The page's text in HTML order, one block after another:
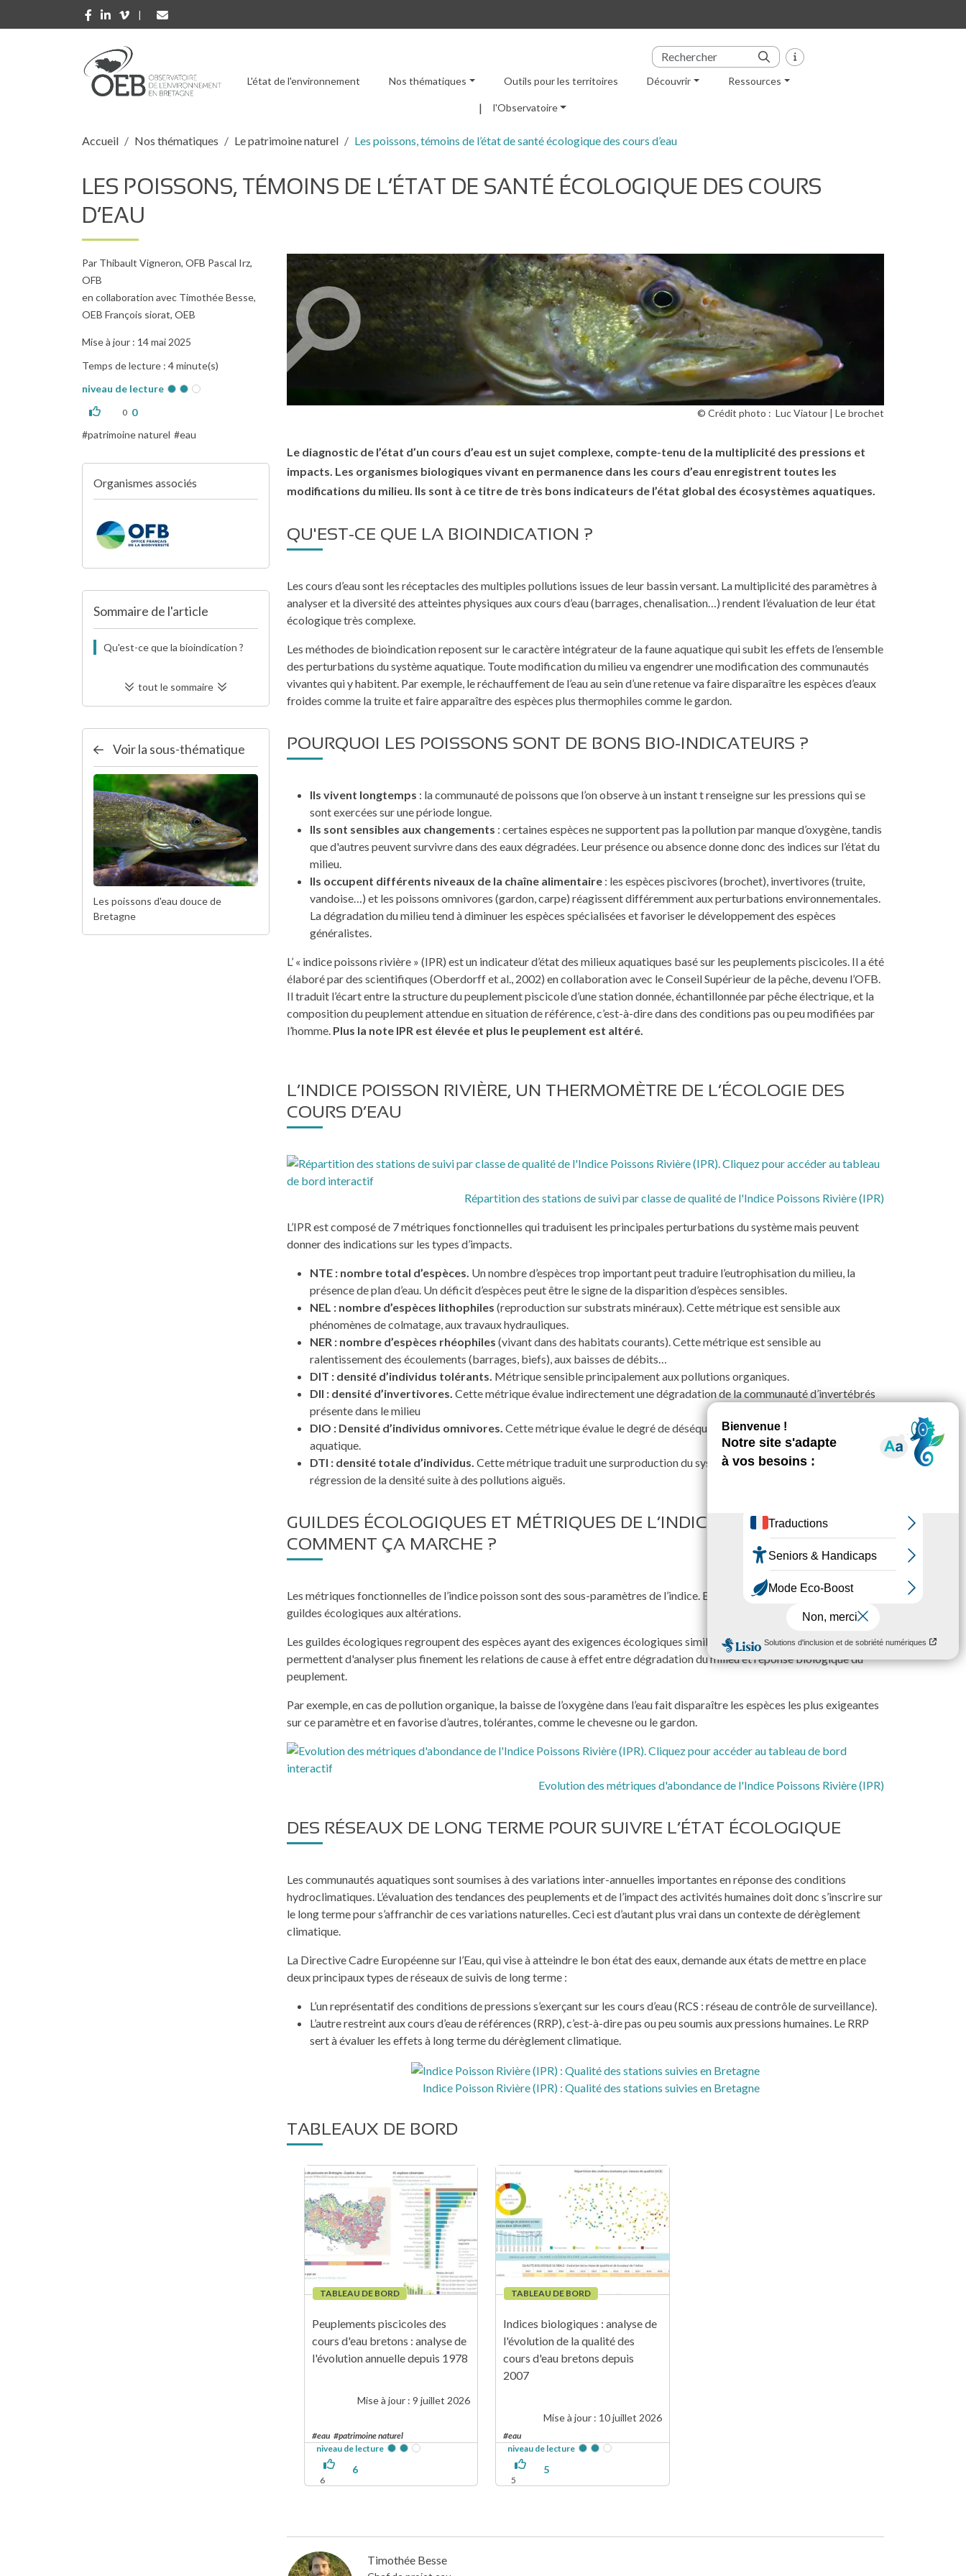
Aller au contenu principal
Menu principal
L'état de l'environnement Nos thématiques Outils pour les territoires Découvrir Ressources
l'Observatoire
FIL D'ARIANE
Accueil Nos thématiques Le patrimoine naturel Les poissons, témoins de l’état de santé écologique des cours d’eau
LES POISSONS, TÉMOINS DE L’ÉTAT DE SANTÉ ÉCOLOGIQUE DES COURS
D’EAU
Par Thibault Vigneron, OFB Pascal Irz,
OFB
en collaboration avec Timothée Besse,
OEB François siorat, OEB
Mise à jour : 14 mai 2025
Temps de lecture : 4 minute(s)
niveau de lecture
0 0
patrimoine naturel
eau
Organismes associés
Sommaire de l'article
Qu'est-ce que la bioindication ?
tout le sommaire
Voir la sous-thématique
Les poissons d'eau douce de
Bretagne
© Crédit photo : Luc Viatour Le brochet
Le diagnostic de l’état d’un cours d’eau est un sujet complexe, compte-tenu de la multiplicité des pressions et
impacts. Les organismes biologiques vivant en permanence dans les cours d’eau enregistrent toutes les
modifications du milieu. Ils sont à ce titre de très bons indicateurs de l’état global des écosystèmes aquatiques.
QU'EST-CE QUE LA BIOINDICATION ?
Les cours d’eau sont les réceptacles des multiples pollutions issues de leur bassin versant. La multiplicité des paramètres à
analyser et la diversité des atteintes physiques aux cours d’eau (barrages, chenalisation…) rendent l’évaluation de leur état
écologique très complexe.
Les méthodes de bioindication reposent sur le caractère intégrateur de la faune aquatique qui subit les effets de l’ensemble
des perturbations du système aquatique. Toute modification du milieu va engendrer une modification des communautés
vivantes qui y habitent. Par exemple, le réchauffement de l’eau au sein d’une retenue va faire disparaître les espèces d’eaux
froides comme la truite et faire apparaître des espèces plus thermophiles comme le gardon.
POURQUOI LES POISSONS SONT DE BONS BIO-INDICATEURS ?
Ils vivent longtemps : la communauté de poissons que l’on observe à un instant t renseigne sur les pressions qui se
sont exercées sur une période longue.
Ils sont sensibles aux changements : certaines espèces ne supportent pas la pollution par manque d’oxygène, tandis
que d'autres peuvent survivre dans des eaux dégradées. Leur présence ou absence donne donc des indices sur l’état du
milieu.
Ils occupent différents niveaux de la chaîne alimentaire : les espèces piscivores (brochet), invertivores (truite,
vandoise…) et les poissons omnivores (gardon, carpe) réagissent différemment aux perturbations environnementales.
La dégradation du milieu tend à diminuer les espèces spécialisées et favoriser le développement des espèces
généralistes.
L’ « indice poissons rivière » (IPR) est un indicateur d’état des milieux aquatiques basé sur les peuplements piscicoles. Il a été
élaboré par des scientifiques (Oberdorff et al., 2002) en collaboration avec le Conseil Supérieur de la pêche, devenu l’OFB.
Il traduit l’écart entre la structure du peuplement piscicole d’une station donnée, échantillonnée par pêche électrique, et la
composition du peuplement attendue en situation de référence, c’est-à-dire dans des conditions pas ou peu modifiées par
l’homme. Plus la note IPR est élevée et plus le peuplement est altéré.
L’INDICE POISSON RIVIÈRE, UN THERMOMÈTRE DE L’ÉCOLOGIE DES
COURS D’EAU
Répartition des stations de suivi par classe de qualité de l'Indice Poissons Rivière (IPR)
L’IPR est composé de 7 métriques fonctionnelles qui traduisent les principales perturbations du système mais peuvent
donner des indications sur les types d’impacts.
NTE : nombre total d’espèces. Un nombre d’espèces trop important peut traduire l’eutrophisation du milieu, la
présence de plan d’eau. Un déficit d’espèces peut être le signe de la disparition d’espèces sensibles.
NEL : nombre d’espèces lithophiles (reproduction sur substrats minéraux). Cette métrique est sensible aux
phénomènes de colmatage, aux travaux hydrauliques.
NER : nombre d’espèces rhéophiles (vivant dans des habitats courants). Cette métrique est sensible au
ralentissement des écoulements (barrages, biefs), aux baisses de débits…
DIT : densité d’individus tolérants. Métrique sensible principalement aux pollutions organiques.
DII : densité d’invertivores. Cette métrique évalue indirectement une dégradation de la communauté d’invertébrés
présente dans le milieu
DIO : Densité d’individus omnivores. Cette métrique évalue le degré de déséquilibre trophique dans le milieu
aquatique.
DTI : densité totale d’individus. Cette métrique traduit une surproduction du système ou au contraire une
régression de la densité suite à des pollutions aiguës.
GUILDES ÉCOLOGIQUES ET MÉTRIQUES DE L’INDICE POISSON :
COMMENT ÇA MARCHE ?
Les métriques fonctionnelles de l’indice poisson sont des sous-paramètres de l’indice. Elles sont basées sur la réponse de
guildes écologiques aux altérations.
Les guildes écologiques regroupent des espèces ayant des exigences écologiques similaires. En bioindication, elles
permettent d'analyser plus finement les relations de cause à effet entre dégradation du milieu et réponse biologique du
peuplement.
Par exemple, en cas de pollution organique, la baisse de l’oxygène dans l’eau fait disparaître les espèces les plus exigeantes
sur ce paramètre et en favorise d’autres, tolérantes, comme le chevesne ou le gardon.
Evolution des métriques d'abondance de l'Indice Poissons Rivière (IPR)
DES RÉSEAUX DE LONG TERME POUR SUIVRE L’ÉTAT ÉCOLOGIQUE
Les communautés aquatiques sont soumises à des variations inter-annuelles importantes en réponse des conditions
hydroclimatiques. L’évaluation des tendances des peuplements et de l’impact des activités humaines doit donc s’inscrire sur
le long terme pour s’affranchir de ces variations naturelles. Ceci est d’autant plus vrai dans un contexte de dérèglement
climatique.
La Directive Cadre Européenne sur l’Eau, qui vise à atteindre le bon état des eaux, demande aux états de mettre en place
deux principaux types de réseaux de suivis de long terme :
L’un représentatif des conditions de pressions s’exerçant sur les cours d’eau (RCS : réseau de contrôle de surveillance).
L’autre restreint aux cours d’eau de références (RRP), c’est-à-dire pas ou peu soumis aux pressions humaines. Le RRP
sert à évaluer les effets à long terme du dérèglement climatique.
Indice Poisson Rivière (IPR) : Qualité des stations suivies en Bretagne
TABLEAUX DE BORD
TABLEAU DE BORD
Peuplements piscicoles des
cours d'eau bretons : analyse de
l'évolution annuelle depuis 1978
Mise à jour : 9 juillet 2026
eau
patrimoine naturel
niveau de lecture
6
6
TABLEAU DE BORD
Indices biologiques : analyse de
l'évolution de la qualité des
cours d'eau bretons depuis
2007
Mise à jour : 10 juillet 2026
eau
niveau de lecture
5
5
Timothée Besse